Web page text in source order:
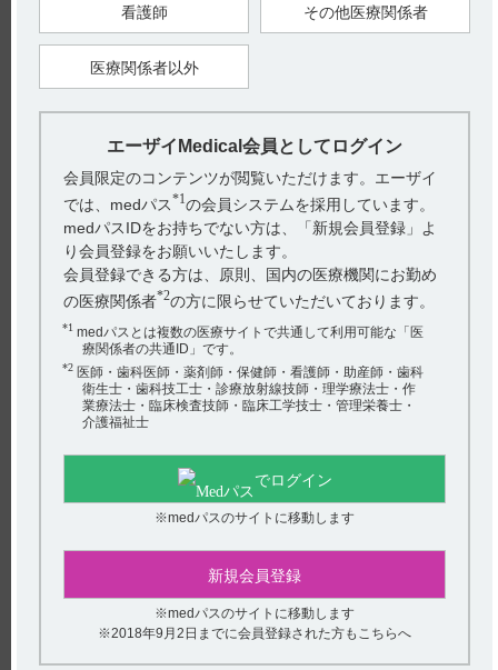
お探しの情報が見つからない場合やご不明な点は、hhcホット
ライン（0120-419-497）までお問い合わせください。
【引用】
1）タンボコール錠50mg・錠100mg・細粒10％電子添文 2021年
戻る
関連するQ&A
【グラケー】 使用期限は何年ですか？
【ケイツーカプセル】 有効成分、規格の種類、製剤の大
きさ、添加物などを教えてください。
【サイレース・錠】 以前の白色錠から青色錠に変更した
際に、フィルムコーティング錠に変更した理由は？
【クリアクター】 禁忌とその設定理由について教えてく
りますか（定期検査の実施など）？
アンケート:ご意見をお聞かせください
(選択してください)
送信する
看護師 その他医療関係者
医療関係者以外
エーザイMedical会員としてログイン
会員限定のコンテンツが閲覧いただけます。エーザイ
では、medパス*1の会員システムを採用しています。
medパスIDをお持ちでない方は、「新規会員登録」よ
り会員登録をお願いいたします。
会員登録できる方は、原則、国内の医療機関にお勤め
の医療関係者*2の方に限らせていただいております。
*1 medパスとは複数の医療サイトで共通して利用可能な「医
療関係者の共通ID」です。
*2 医師・歯科医師・薬剤師・保健師・看護師・助産師・歯科
衛生士・歯科技工士・診療放射線技師・理学療法士・作
業療法士・臨床検査技師・臨床工学技士・管理栄養士・
介護福祉士
でログイン
※medパスのサイトに移動します
新規会員登録
※medパスのサイトに移動します
※2018年9月2日までに会員登録された方もこちらへ